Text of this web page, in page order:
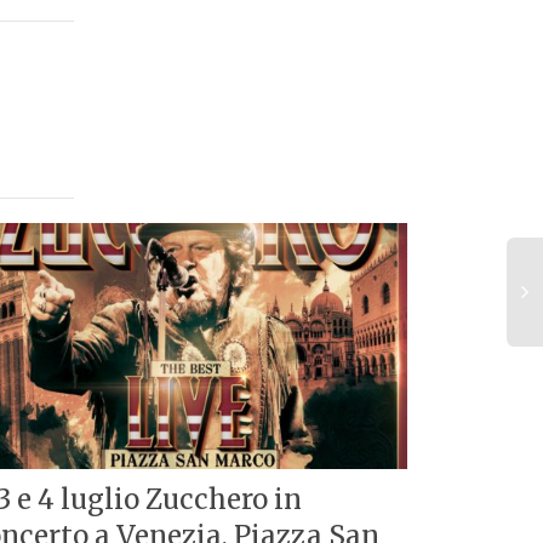
e 4 luglio Zucchero in
a Venezia, Piazza San